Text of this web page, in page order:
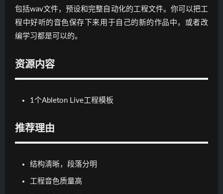
包括wav文件，预设和完整自动化的工程文件。你可以把工
程中好听的音色保存下来用于自己的新的作品中，或者改
编学习都是可以的。
资源内容
1个Ableton Live工程模板
推荐理由
结构清晰，段落分明
工程音色质量高